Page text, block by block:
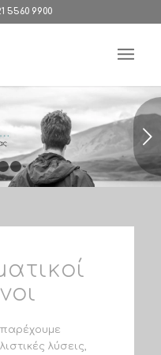
5560 9900
Next
1 2 3 4 5 6
παρέχουμε
λύσεις,